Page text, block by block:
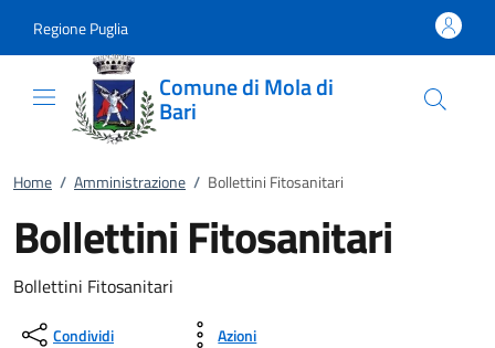
Regione Puglia
Comune di Mola di
Bari
Home / Amministrazione / Bollettini Fitosanitari
Bollettini Fitosanitari
Bollettini Fitosanitari
Condividi Azioni